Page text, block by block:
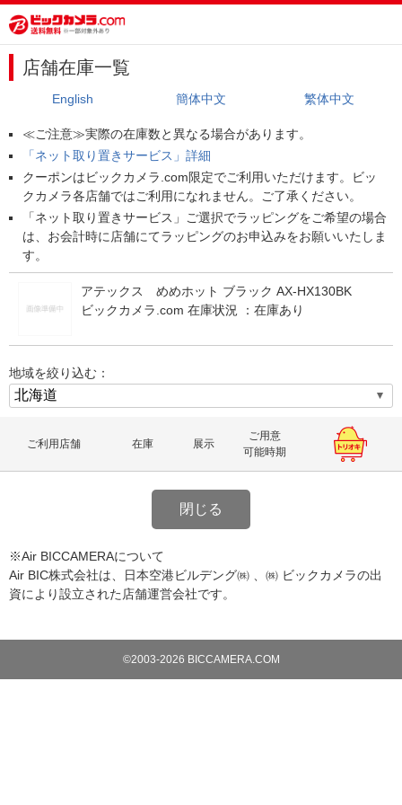
店舗在庫一覧
English 簡体中文 繁体中文
≪ご注意≫実際の在庫数と異なる場合があります。
「ネット取り置きサービス」詳細
クーポンはビックカメラ.com限定でご利用いただけます。ビッ
クカメラ各店舗ではご利用になれません。ご了承ください。
「ネット取り置きサービス」ご選択でラッピングをご希望の場合
は、お会計時に店舗にてラッピングのお申込みをお願いいたしま
す。
アテックス めめホット ブラック AX-HX130BK
ビックカメラ.com 在庫状況 ： 在庫あり
地域を絞り込む：
ご利用店舗 在庫 展示
ご用意
可能時期
閉じる
※Air BICCAMERAについて
Air BIC株式会社は、日本空港ビルデング㈱ 、㈱ ビックカメラの出
資により設立された店舗運営会社です。
©2003-2026 BICCAMERA.COM